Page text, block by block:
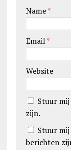
Name*
Email*
Website
Stuur
zijn.
Stuur mij
berichten